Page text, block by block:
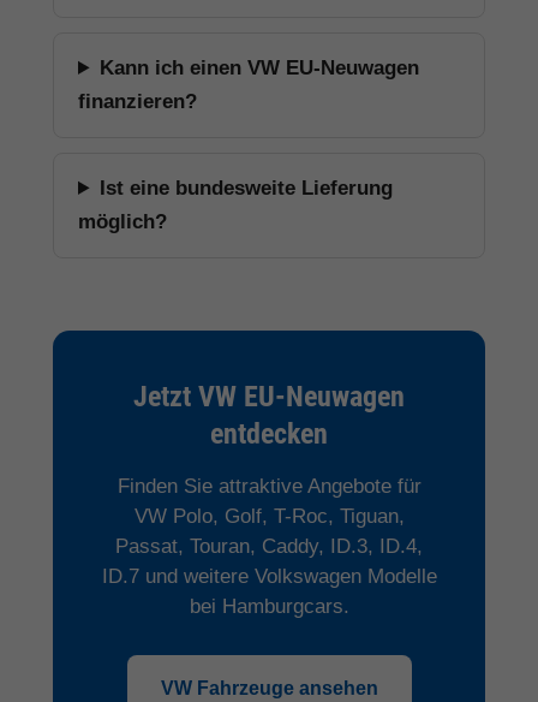
Kann ich einen VW EU-Neuwagen
finanzieren?
Ist eine bundesweite Lieferung
möglich?
Jetzt VW EU-Neuwagen
entdecken
Finden Sie attraktive Angebote für
VW Polo, Golf, T-Roc, Tiguan,
Passat, Touran, Caddy, ID.3, ID.4,
ID.7 und weitere Volkswagen Modelle
bei Hamburgcars.
VW Fahrzeuge ansehen